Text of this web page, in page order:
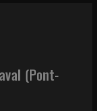
(Pont-